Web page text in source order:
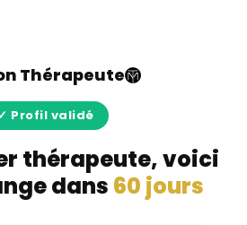
Thérapeute
✓ Profil validé
thérapeute, voici
dans 60 jours